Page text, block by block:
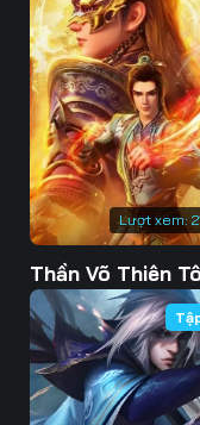
Lượt xem:
Thần Võ Thiên